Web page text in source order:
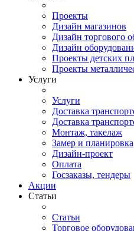
Проекты
Дизайн магазинов
Дизайн торгового
Дизайн
Проекты детских
Проекты
Услуги
Услуги
Доставка
Доставка
Монтаж, такелаж
Замер и планировка
Дизайн-проект
Оплата
Госзаказы, тендеры
Акции
Статьи
Статьи
Торговое